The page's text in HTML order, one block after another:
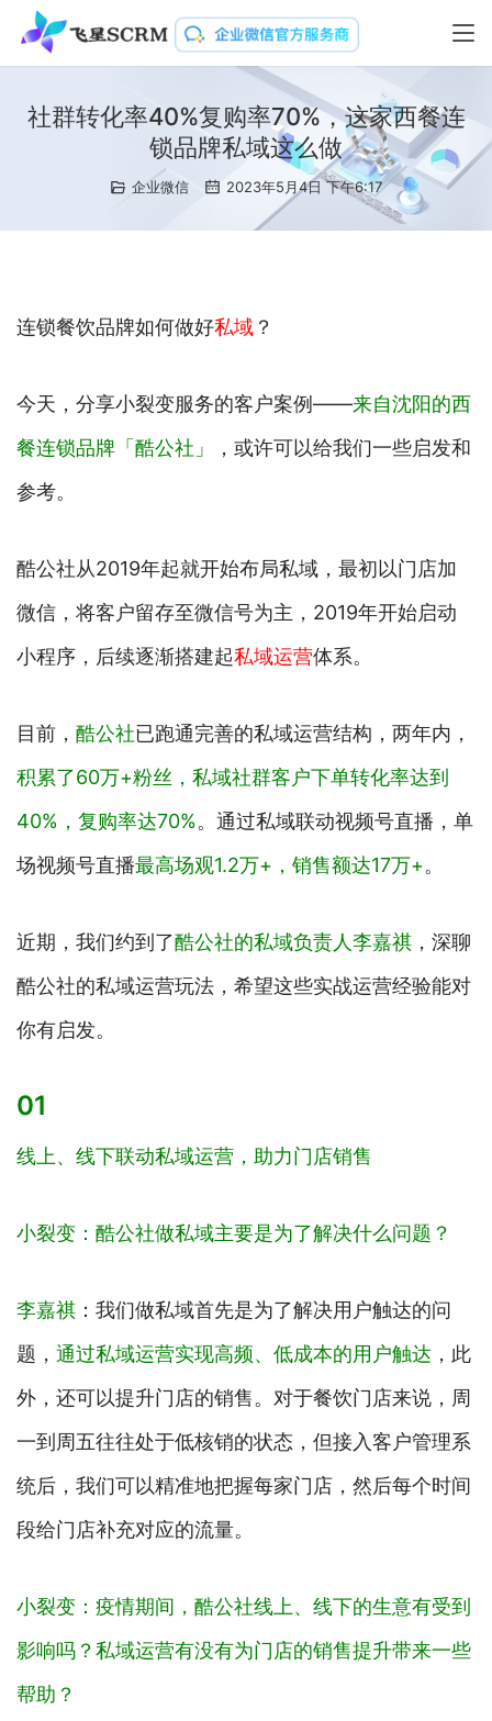
社群转化率40%复购率70%，这家西餐连
锁品牌私域这么做
企业微信 2023年5月4日 下午6:17
连锁餐饮品牌如何做好私域 ？
今天，分享小裂变服务的客户案例——来自沈阳的西
餐连锁品牌「酷公社」
，或许可以给我们一些启发和
参考。
酷公社从2019年起就开始布局私域，最初以门店加
微信，将客户留存至微信号为主，2019年开始启动
小程序，后续逐渐搭建起私域运营体系。
目前， 酷公社已跑通完善的私域运营结构，两年内，
积累了60万+粉丝，私域社群客户下单转化率达到
40%，复购率达70%。通过私域联动视频号直播，单
场视频号直播最高场观1.2万+，销售额达17万+。
近期，我们约到了酷公社的私域负责人李嘉祺 ，深聊
酷公社的私域运营玩法，希望这些实战运营经验能对
你有启发。
01
线上、线下联动私域运营，助力门店销售
小裂变：酷公社做私域主要是为了解决什么问题？
李嘉祺 ：我们做私域首先是为了解决用户触达的问
题， 通过私域运营实现高频、低成本的用户触达 ，此
外，还可以提升门店的销售。对于餐饮门店来说，周
一到周五往往处于低核销的状态，但接入客户管理系
统后，我们可以精准地把握每家门店，然后每个时间
段给门店补充对应的流量。
小裂变：疫情期间，酷公社线上、线下的生意有受到
影响吗？私域运营有没有为门店的销售提升带来一些
帮助？